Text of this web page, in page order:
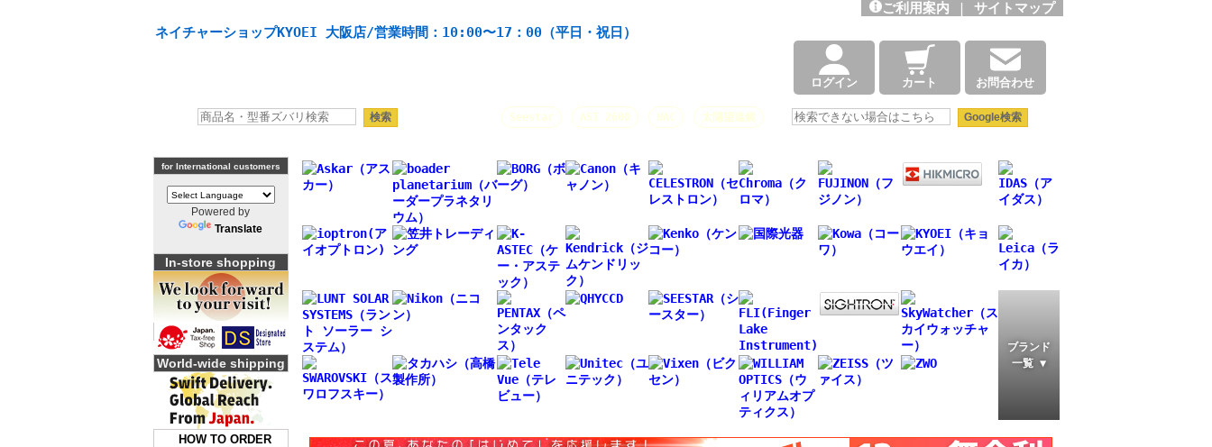
ネイチャーショップKYOEI 大阪店/営業時間：10:00〜17：00（平日・祝日）
ご利用案内 | サイトマップ
ログイン カート お問合わせ
Seestar ASI 2600 HAC 太陽望遠鏡
for International customers
Powered by
Translate
In-store shopping
World-wide shipping
HOW TO ORDER
ブランド
一覧 ▼